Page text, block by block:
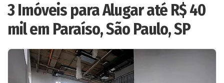
3 Imóveis para Alugar até R$ 40
mil em Paraíso, São Paulo, SP